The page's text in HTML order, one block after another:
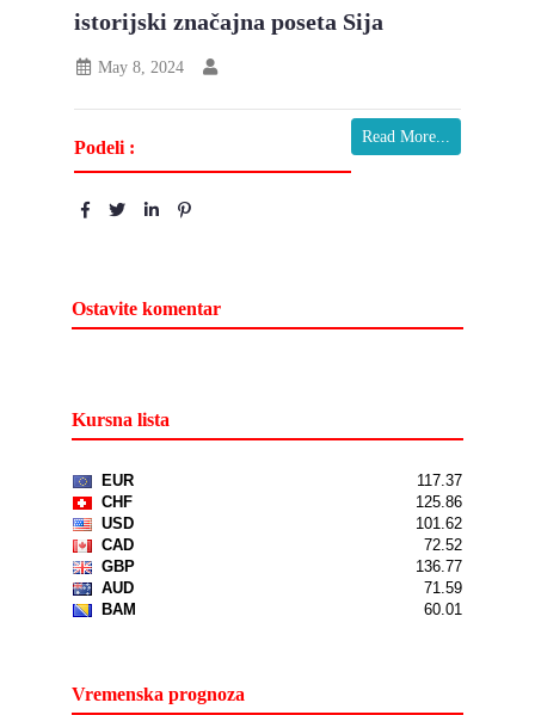
istorijski značajna poseta Sija
May 8, 2024
Read More...
Podeli :
Ostavite komentar
Kursna lista
Vremenska prognoza